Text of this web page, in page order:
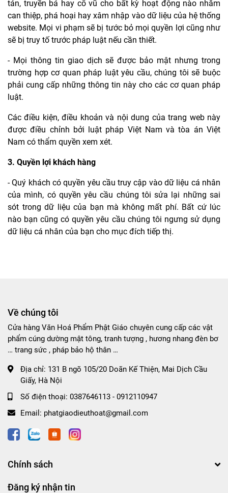
tán, truyền bá hay cổ vũ cho bất kỳ hoạt động nào nhằm
can thiệp, phá hoại hay xâm nhập vào dữ liệu của hệ thống
website. Mọi vi phạm sẽ bị tước bỏ mọi quyền lợi cũng như
sẽ bị truy tố trước pháp luật nếu cần thiết.
- Mọi thông tin giao dịch sẽ được bảo mật nhưng trong
trường hợp cơ quan pháp luật yêu cầu, chúng tôi sẽ buộc
phải cung cấp những thông tin này cho các cơ quan pháp
luật.
Các điều kiện, điều khoản và nội dung của trang web này
được điều chỉnh bởi luật pháp Việt Nam và tòa án Việt
Nam có thẩm quyền xem xét.
3. Quyền lợi khách hàng
- Quý khách có quyền yêu cầu truy cập vào dữ liệu cá nhân
của mình, có quyền yêu cầu chúng tôi sửa lại những sai
sót trong dữ liệu của bạn mà không mất phí. Bất cứ lúc
nào bạn cũng có quyền yêu cầu chúng tôi ngưng sử dụng
dữ liệu cá nhân của bạn cho mục đích tiếp thị.
Về chúng tôi
Cửa hàng Văn Hoá Phẩm Phật Giáo chuyên cung cấp các vật
phẩm cúng dường mật tông, tranh tượng , hương nhang đèn bơ
… trang sức , pháp bảo hộ thân …
Địa chỉ: 131 B ngõ 105/20 Doãn Kế Thiện, Mai Dịch Cầu
Giấy, Hà Nội
Số điện thoại: 0387646113 - 0912110947
Email: phatgiaodieuthoat@gmail.com
Chính sách
Đăng ký nhận tin